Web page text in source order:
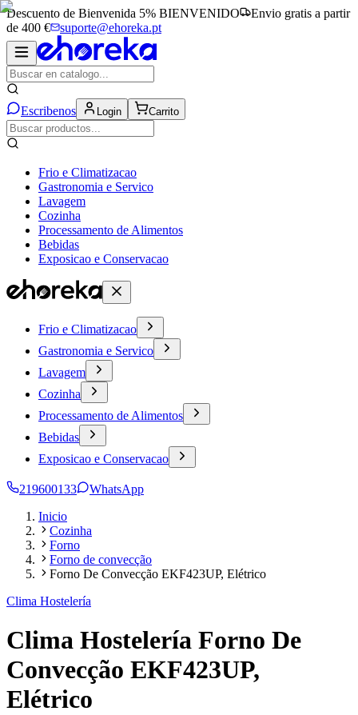
Descuento de Bienvenida 5% BIENVENIDO
Envio gratis a partir
de 400 €
suporte@ehoreka.pt
Escribenos Login Carrito
Frio e Climatizacao
Gastronomia e Servico
Lavagem
Cozinha
Processamento de Alimentos
Bebidas
Exposicao e Conservacao
Frio e Climatizacao
Gastronomia e Servico
Lavagem
Cozinha
Processamento de Alimentos
Bebidas
Exposicao e Conservacao
219600133
WhatsApp
Inicio
Cozinha
Forno
Forno de convecção
Forno De Convecção EKF423UP, Elétrico
Clima Hostelería
Clima Hostelería Forno De
Convecção EKF423UP,
Elétrico